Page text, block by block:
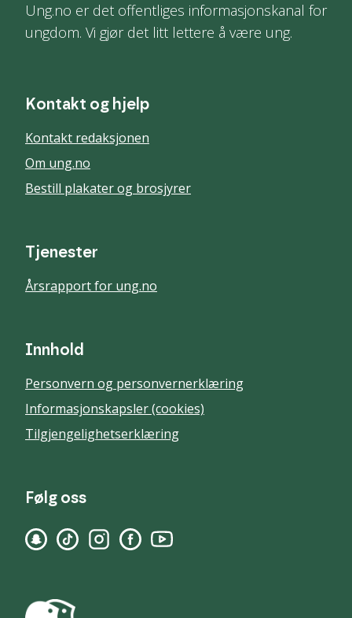
Ung.no er det offentliges informasjonskanal for
ungdom. Vi gjør det litt lettere å være ung.
Kontakt og hjelp
Kontakt redaksjonen
Om ung.no
Bestill plakater og brosjyrer
Tjenester
Årsrapport for ung.no
Innhold
Personvern og personvernerklæring
Informasjonskapsler (cookies)
Tilgjengelighetserklæring
Følg oss